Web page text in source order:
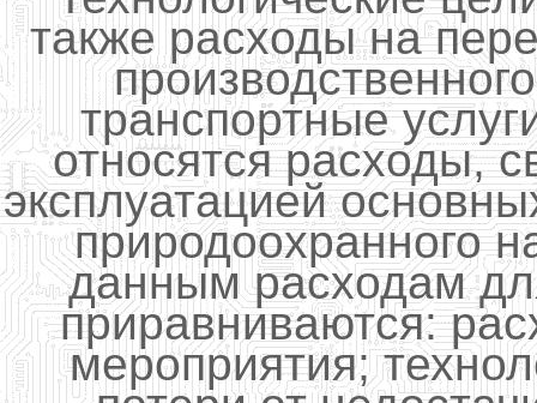
также расходы на
транспортные
относятся расходы,
эксплуатацией
природоохранного
данным расходам
приравниваются:
мероприятия;